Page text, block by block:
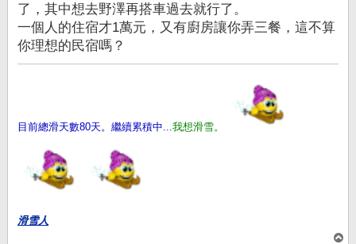
了，其中想去野澤再搭車過去就行了。
一個人的住宿才1萬元，又有廚房讓你弄三餐，這不算
你理想的民宿嗎？
目前總滑天數80天。繼續累積中... 我想滑雪。
滑雪人